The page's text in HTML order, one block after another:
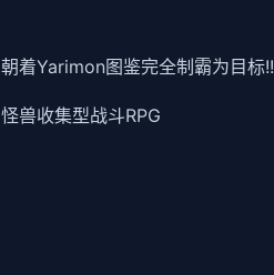
朝着Yarimon图鉴完全制霸为目标!!
怪兽收集型战斗RPG